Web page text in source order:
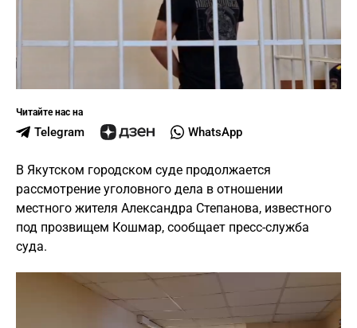
Читайте нас на
Telegram WhatsApp
В Якутском городском суде продолжается
рассмотрение уголовного дела в отношении
местного жителя Александра Степанова, известного
под прозвищем Кошмар, сообщает пресс-служба
суда.
Видеоплеер